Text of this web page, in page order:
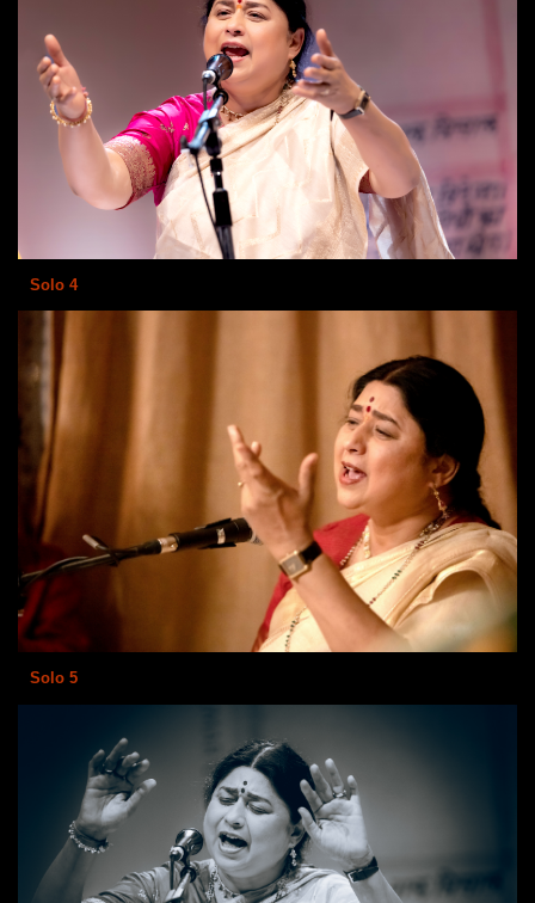
Solo 4
Solo 5